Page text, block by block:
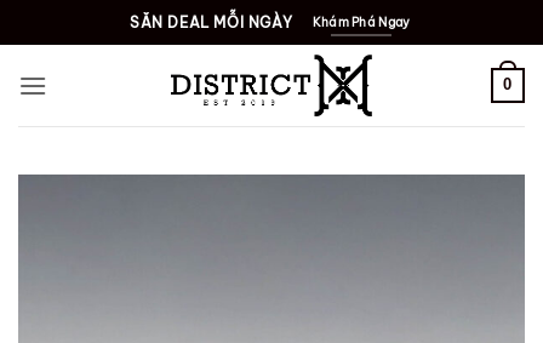
qua
nội
SĂN DEAL MỖI NGÀY Khám Phá Ngay
0